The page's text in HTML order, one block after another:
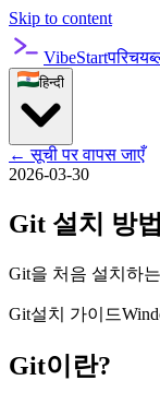
Skip to content
VibeStartपरिचय
हिन्दी
←सूची पर वापस जाएँ
2026-03-30
Git 설치 방
Git을 처음 설치하
Git설치 가이드
Git이란?